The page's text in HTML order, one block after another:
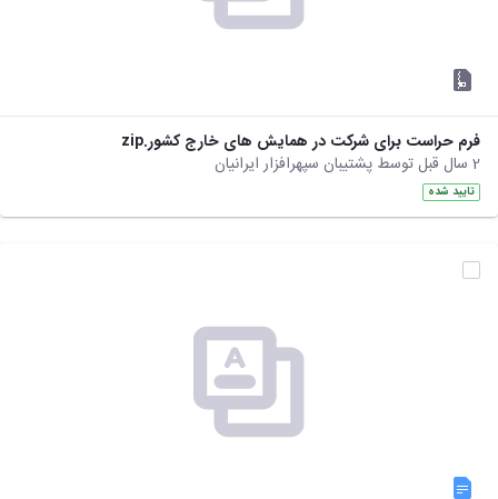
فرم حراست برای شرکت در همایش های خارج کشور.zip
تایید شده